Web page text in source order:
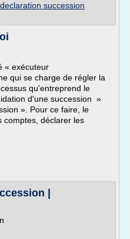
succession
« exécuteur
qui se charge de régler la
qu'entreprend le
d'une succession »
». Pour ce faire, le
comptes, déclarer les
|